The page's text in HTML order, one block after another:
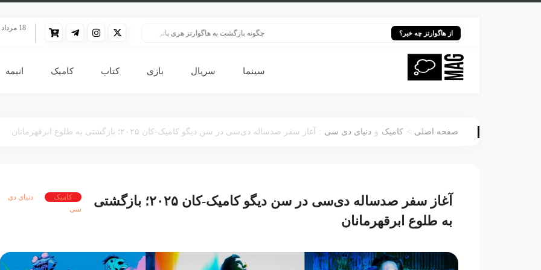
از هاگوارتز چه خبر؟ چگونه بازگشت به هاگوارتز هری پاتر را زنده نگه داشت؟ هری پاتر در قلب بزرگ‌ترین پرونده هوش
18 مرداد 1405
سینما سریال بازی کتاب کامیک انیمه
صفحه اصلی > کامیک و دنیای دی سی : آغاز سفر صدساله دی‌سی در سن دیگو کامیک-کان ۲۰۲۵؛ بازگشتی به طلوع ابرقهرمانان
آغاز سفر صدساله دی‌سی در سن دیگو کامیک-کان ۲۰۲۵؛ بازگشتی
به طلوع ابرقهرمانان
کامیک
دنیای دی
سی